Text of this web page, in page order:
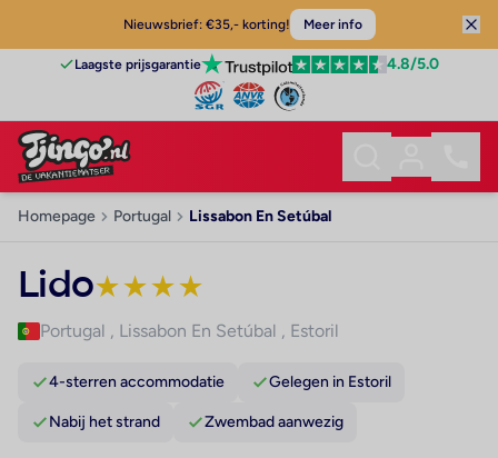
Nieuwsbrief: €35,- korting! Meer info
Laagste prijsgarantie 4.8/5.0
Homepage Portugal Lissabon En Setúbal
Lido★★★★
Portugal , Lissabon En Setúbal , Estoril
4-sterren accommodatie Gelegen in Estoril
Nabij het strand Zwembad aanwezig